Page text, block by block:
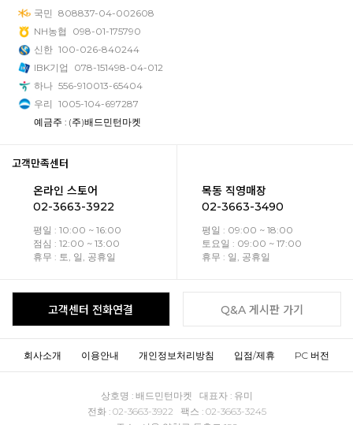
국민 808837-04-002608
NH농협
098-01-175790
신한 100-026-840244
IBK기업
078-151498-04-012
하나 556-910013-65404
우리 1005-104-697287
예금주 : (주)배드민턴마켓
고객만족센터
온라인 스토어
02-3663-3922
평일 : 10:00 ~ 16:00
점심 : 12:00 ~ 13:00
휴무 : 토, 일, 공휴일
목동 직영매장
02-3663-3490
평일 : 09:00 ~ 18:00
토요일 : 09:00 ~ 17:00
휴무 : 일, 공휴일
고객센터 전화연결 Q&A 게시판 가기
회사소개 이용안내 개인정보처리방침 입점/제휴 PC 버전
상호명 : 배드민턴마켓 대표자 : 유미
전화 : 02-3663-3922 팩스 : 02-3663-3245